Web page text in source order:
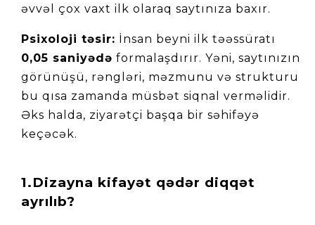
əvvəl çox vaxt ilk olaraq saytınıza baxır.
Psixoloji təsir:
0,05 saniyədə formalaşdırır. Yəni, saytınızın
görünüşü, rəngləri, məzmunu və strukturu
bu qısa zamanda müsbət siqnal verməlidir.
Əks halda, ziyarətçi başqa bir səhifəyə
keçəcək.
1.Dizayna kifayət qədər diqqət
ayrılıb?